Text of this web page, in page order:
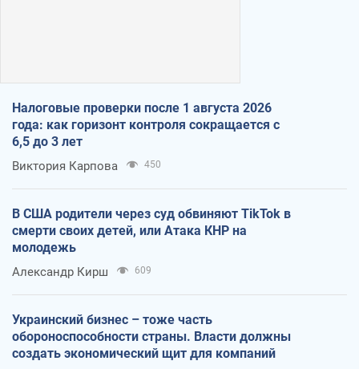
Налоговые проверки после 1 августа 2026
года: как горизонт контроля сокращается с
6,5 до 3 лет
Виктория Карпова 450
В США родители через суд обвиняют TikTok в
смерти своих детей, или Атака КНР на
молодежь
Александр Кирш 609
Украинский бизнес – тоже часть
обороноспособности страны. Власти должны
создать экономический щит для компаний